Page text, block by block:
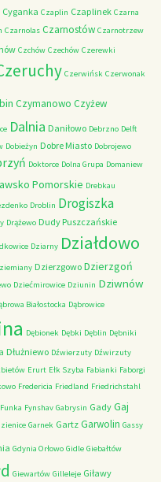
Cyganka Czaplin Czaplinek Czarna
Czarnolas Czarnostów Czarnotrzew
Czchów Czechów Czerewki
Czerwińsk Czerwonak
Czymanowo Czyżew
Dalnia Daniłowo Debrzno Delft
Dobieżyn Dobre Miasto Dobrojewo
Doktorce Dolna Grupa Domaniew
Pomorskie Drebkau
Droblin Drogiszka
Drążewo Dudy Puszczańskie
Dziarny Działdowo
Dzierzgowo Dzierzgoń
Dziećmirowice Dziunin Dziwnów
Białostocka Dąbrowice
Dębionek Dębki Dęblin Dębniki
Dłużniewo Dźwierzuty Dźwirzuty
Erurt Ełk Szyba Fabianki Faborgi
Fredericia Friedland Friedrichstahl
Funka Fynshav Gabrysin Gady Gaj
Garnek Gartz Garwolin Gassy
Gdynia Orłowo Gidle Giebałtów
Giewartów Gilleleje Giławy